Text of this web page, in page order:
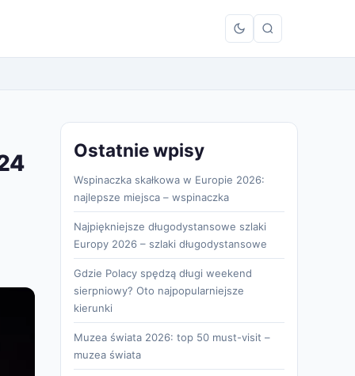
Ostatnie wpisy
Wspinaczka skałkowa w Europie 2026:
najlepsze miejsca – wspinaczka
Najpiękniejsze długodystansowe szlaki
Europy 2026 – szlaki długodystansowe
Gdzie Polacy spędzą długi weekend
sierpniowy? Oto najpopularniejsze
kierunki
Muzea świata 2026: top 50 must-visit –
muzea świata